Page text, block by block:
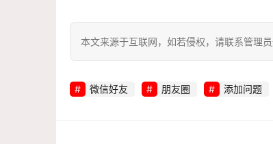
本文来源于互联网，如若侵权，请联系管
微信好友 朋友圈 添加问题